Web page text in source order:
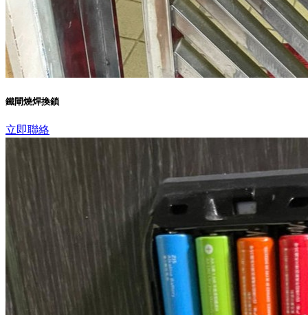
鐵閘燒焊換鎖
立即聯絡